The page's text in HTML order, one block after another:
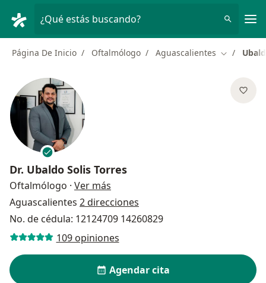
¿Qué estás buscando?
Página De Inicio Oftalmólogo Aguascalientes Cambiar
Dr. Ubaldo Solis Torres
Oftalmólogo · Ver más
Aguascalientes 2 direcciones
No. de cédula: 12124709 14260829
109 opiniones
Agendar cita